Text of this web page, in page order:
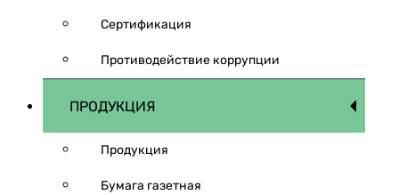
Сертификация
Противодействие коррупции
ПРОДУКЦИЯ
Продукция
Бумага газетная